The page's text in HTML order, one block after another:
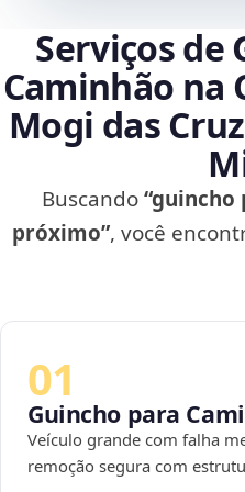
Serviços de
Caminhão na
Mogi das
Buscando“guincho
próximo”, você
01
Guincho para
Veículo grande com falha
remoção segura com